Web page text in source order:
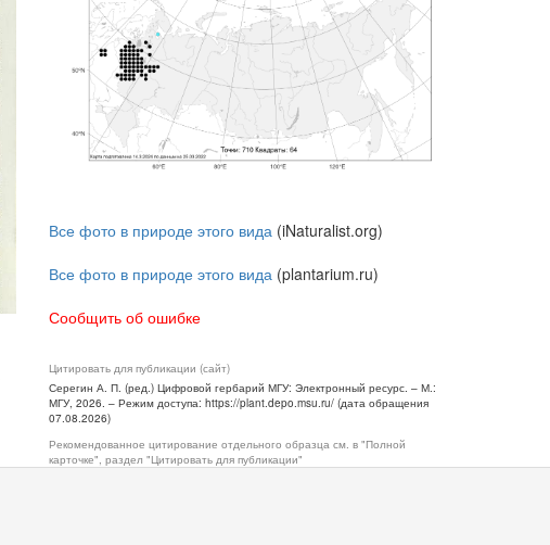
Все фото в природе этого вида (iNaturalist.org)
Все фото в природе этого вида (plantarium.ru)
Сообщить об ошибке
Цитировать для публикации (сайт)
Серегин А. П. (ред.) Цифровой гербарий МГУ: Электронный ресурс. – М.:
МГУ, 2026. – Режим доступа: https://plant.depo.msu.ru/ (дата обращения
07.08.2026)
Рекомендованное цитирование отдельного образца см. в "Полной
карточке", раздел "Цитировать для публикации"